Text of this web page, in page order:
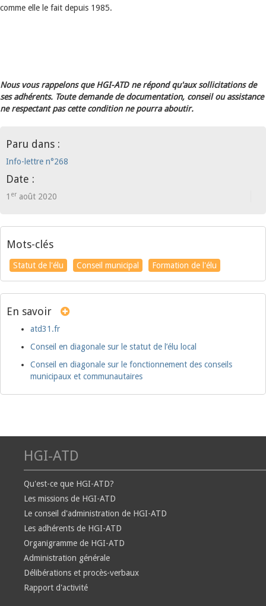
comme elle le fait depuis 1985.
Nous vous rappelons que HGI-ATD ne répond qu'aux sollicitations de
ses adhérents. Toute demande de documentation, conseil ou assistance
ne respectant pas cette condition ne pourra aboutir.
Paru dans :
Info-lettre n°268
Date :
1 er août 2020
Mots-clés
Statut de l'élu Conseil municipal Formation de l'élu
En savoir
atd31.fr
Conseil en diagonale sur le statut de l’élu local
Conseil en diagonale sur le fonctionnement des conseils
municipaux et communautaires
HGI-ATD
Qu'est-ce que HGI-ATD?
Les missions de HGI-ATD
Le conseil d'administration de HGI-ATD
Les adhérents de HGI-ATD
Organigramme de HGI-ATD
Administration générale
Délibérations et procès-verbaux
Rapport d'activité